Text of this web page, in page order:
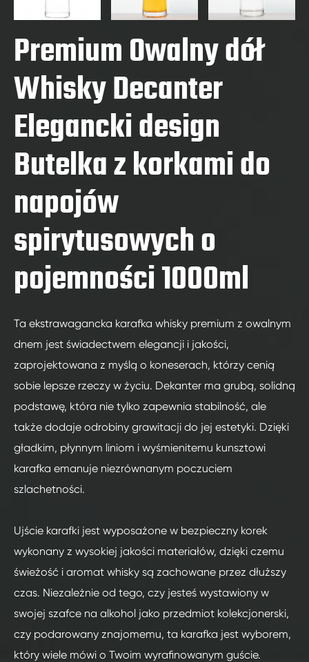
Premium Owalny dół
Whisky Decanter
Elegancki design
Butelka z korkami do
napojów
spirytusowych o
pojemności 1000ml
Ta ekstrawagancka karafka whisky premium z owalnym
dnem jest świadectwem elegancji i jakości,
zaprojektowana z myślą o koneserach, którzy cenią
sobie lepsze rzeczy w życiu. Dekanter ma grubą, solidną
podstawę, która nie tylko zapewnia stabilność, ale
także dodaje odrobiny grawitacji do jej estetyki. Dzięki
gładkim, płynnym liniom i wyśmienitemu kunsztowi
karafka emanuje niezrównanym poczuciem
szlachetności.
Ujście karafki jest wyposażone w bezpieczny korek
wykonany z wysokiej jakości materiałów, dzięki czemu
świeżość i aromat whisky są zachowane przez dłuższy
czas. Niezależnie od tego, czy jesteś wystawiony w
swojej szafce na alkohol jako przedmiot kolekcjonerski,
czy podarowany znajomemu, ta karafka jest wyborem,
który wiele mówi o Twoim wyrafinowanym guście.